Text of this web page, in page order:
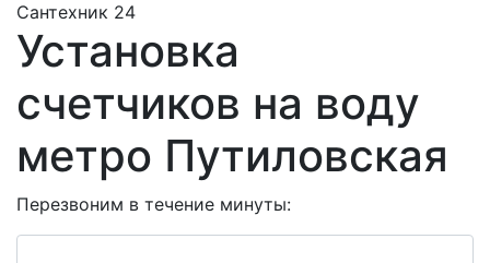
Сантехник 24
Установка
счетчиков на воду
метро Путиловская
Перезвоним в течение минуты: